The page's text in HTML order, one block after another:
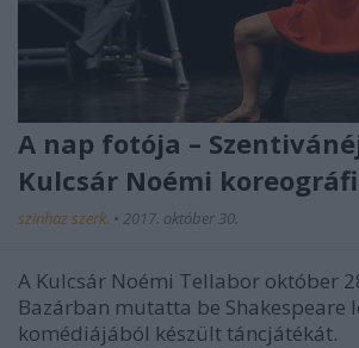
A nap fotója –
Kulcsár Noémi
szinhaz szerk. • 2017. október 30.
A Kulcsár Noémi Tellabor október
Bazárban mutatta be Shakespeare
komédiájából készült táncjátékát.